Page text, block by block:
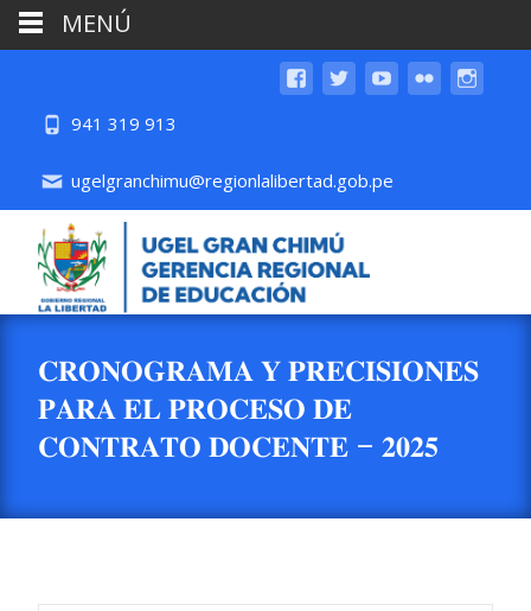
941 319 913
ugelgranchimu@regionlalibertad.gob.pe
𝐂𝐑𝐎𝐍𝐎𝐆𝐑𝐀𝐌𝐀 𝐘 𝐏𝐑𝐄𝐂𝐈𝐒𝐈𝐎𝐍𝐄𝐒
𝐏𝐀𝐑𝐀 𝐄𝐋 𝐏𝐑𝐎𝐂𝐄𝐒𝐎 𝐃𝐄
𝐂𝐎𝐍𝐓𝐑𝐀𝐓𝐎 𝐃𝐎𝐂𝐄𝐍𝐓𝐄 – 𝟐𝟎𝟐𝟓
MENÚ